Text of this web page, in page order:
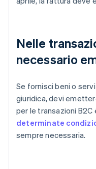
Nelle
necessario
Se fornisci beni o
giuridica, devi
per le transazioni
determinate
sempre necessaria.